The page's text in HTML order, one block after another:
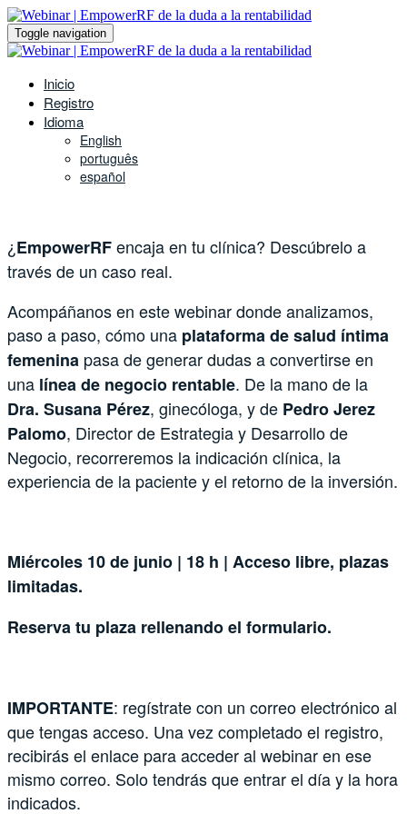
Toggle navigation
Inicio
Registro
Idioma
English
português
español
¿EmpowerRFencaja en tu clínica? Descúbrelo a
través de un caso real.
Acompáñanos en este webinar donde analizamos,
paso a paso, cómo una plataforma de salud íntima
femenina pasa de generar dudas a convertirse en
una línea de negocio rentable. De la mano de la
Dra. Susana Pérez, ginecóloga, y de Pedro Jerez
Palomo, Director de Estrategia y Desarrollo de
Negocio, recorreremos la indicación clínica, la
experiencia de la paciente y el retorno de la inversión.
Miércoles 10 de junio | 18 h | Acceso libre, plazas
limitadas.
Reserva tu plaza rellenando el formulario.
IMPORTANTE: regístrate con un correo electrónico al
que tengas acceso. Una vez completado el registro,
recibirás el enlace para acceder al webinar en ese
mismo correo. Solo tendrás que entrar el día y la hora
indicados.